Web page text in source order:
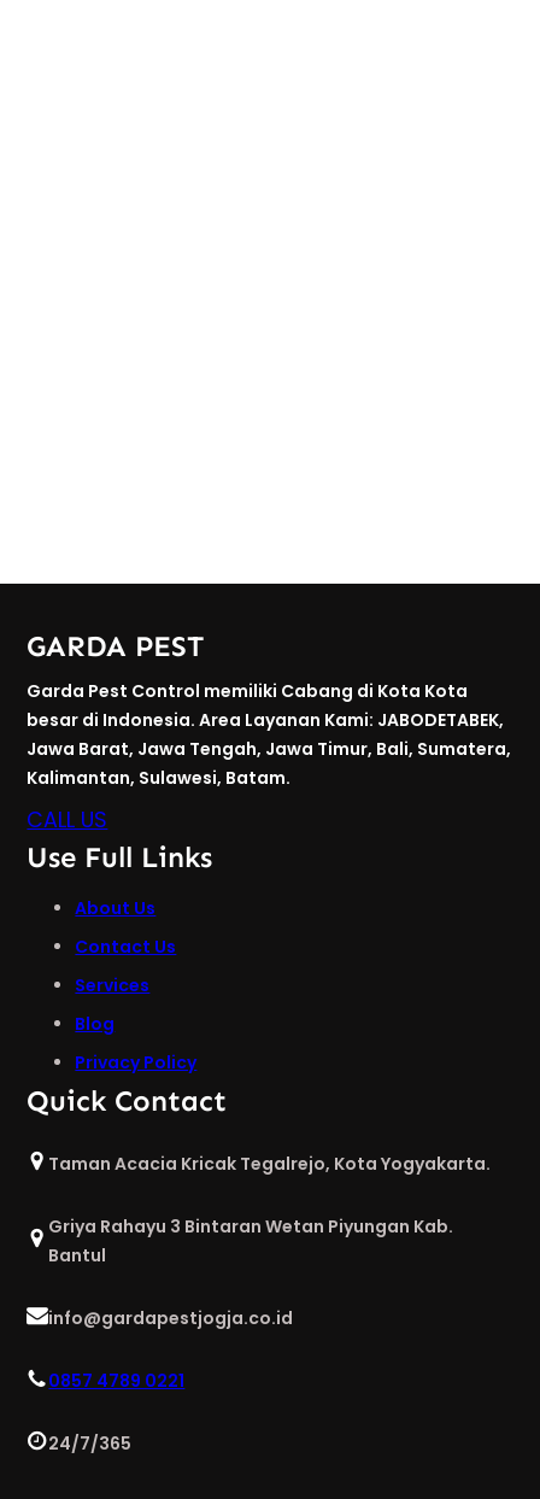
GARDA PEST
Garda Pest Control memiliki Cabang di Kota Kota
besar di Indonesia. Area Layanan Kami: JABODETABEK,
Jawa Barat, Jawa Tengah, Jawa Timur, Bali, Sumatera,
Kalimantan, Sulawesi, Batam.
CALL US
Use Full Links
About Us
Contact Us
Services
Blog
Privacy Policy
Quick Contact
Taman Acacia Kricak Tegalrejo, Kota Yogyakarta.
Griya Rahayu 3 Bintaran Wetan Piyungan Kab.
Bantul
info@gardapestjogja.co.id
0857 4789 0221
24/7/365